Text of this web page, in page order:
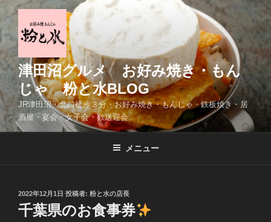
コ
テ
ン
ツ
ス
キ
ッ
津田沼グルメ お好み焼き・もん
じゃ 粉と水BLOG
JR津田沼・北口徒歩３分・お好み焼き・もんじゃ・鉄板焼き・居
酒屋・宴会・女子会・歓送迎会
メニュー
投
稿
2022年12月1日 投稿者: 粉と水の店長
千葉県のお食事券